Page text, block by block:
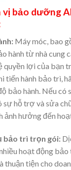
bảo dưỡng
Máy móc, bao
hành từ nhà cung
quyền lợi của bạn
tiến hành bảo trì,
bảo hành. Nếu có
sự hỗ trợ và sửa
ảnh hưởng đến
bảo trì trọn gói:
hoạt động bảo
tiện cho